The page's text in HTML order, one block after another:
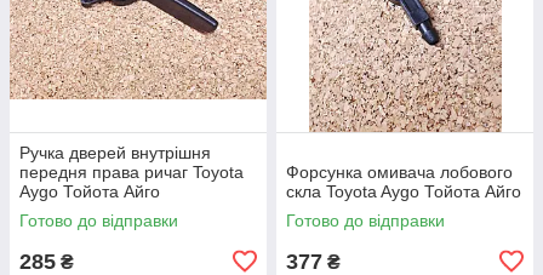
Ручка дверей внутрішня
передня права ричаг Toyota
Aygo Тойота Айго
Готово до відправки
285 ₴
Форсунка омивача лобового
скла Toyota Aygo Тойота Айго
Готово до відправки
377 ₴